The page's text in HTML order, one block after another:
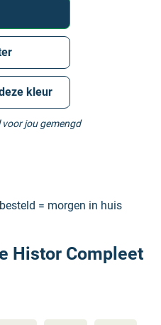
kleur
jou gemengd
= morgen in huis
Histor Compleet